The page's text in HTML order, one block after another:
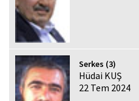
Serkes (3)
Hüdai KUŞ
22 Tem 2024